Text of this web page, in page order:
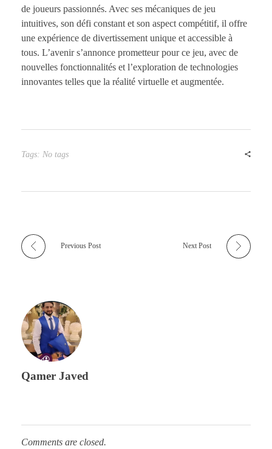
de joueurs passionnés. Avec ses mécaniques de jeu
intuitives, son défi constant et son aspect compétitif, il offre
une expérience de divertissement unique et accessible à
tous. L’avenir s’annonce prometteur pour ce jeu, avec de
nouvelles fonctionnalités et l’exploration de technologies
innovantes telles que la réalité virtuelle et augmentée.
Tags: No tags
Previous Post Next Post
Qamer Javed
Comments are closed.